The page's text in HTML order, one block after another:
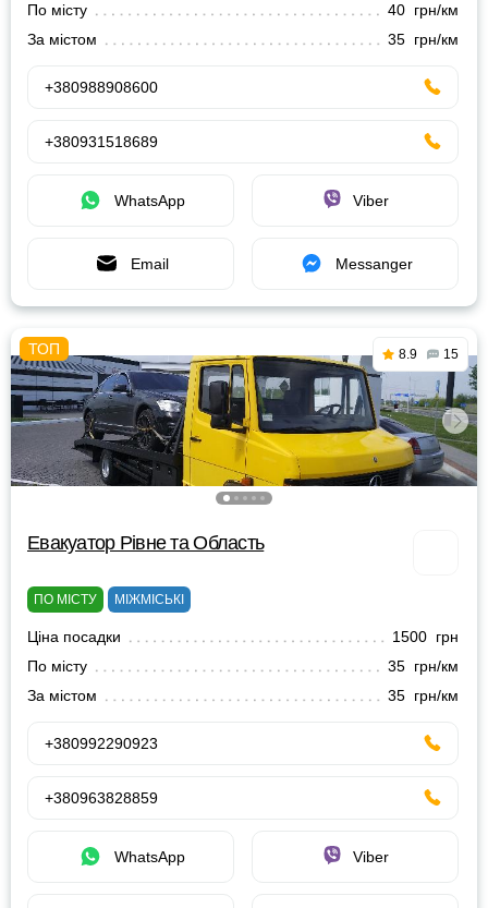
По місту
40 грн/км
За містом
35 грн/км
+380988908600
+380931518689
WhatsApp Viber
Email Messanger
8.9 15
Евакуатор Рівне та Область
ПО МІСТУ МІЖМІСЬКІ
Ціна посадки
1500 грн
По місту
35 грн/км
За містом
35 грн/км
+380992290923
+380963828859
WhatsApp Viber